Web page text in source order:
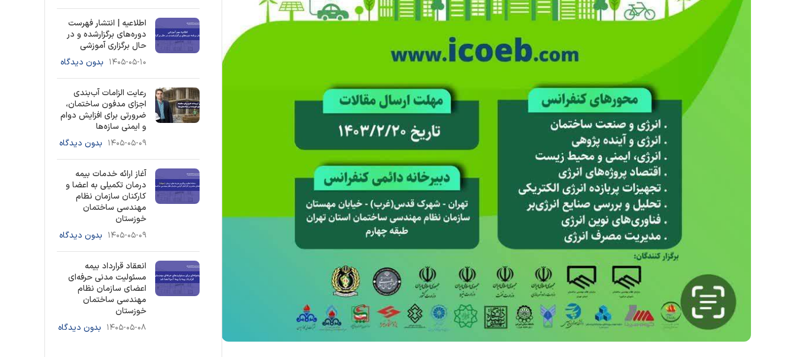
اطلاعیه | انتشار فهرست
دوره‌های برگزارشده و در
حال برگزاری آموزشی
۱۴۰۵-۰۵-۱۰ بدون دیدگاه
رعایت الزامات آب‌بندی
اجزای مدفون ساختمان،
ضرورتی برای افزایش دوام
و ایمنی سازه‌ها
۱۴۰۵-۰۵-۰۹ بدون دیدگاه
آغاز ارائه خدمات بیمه
درمان تکمیلی به اعضا و
کارکنان سازمان نظام
مهندسی ساختمان
خوزستان
۱۴۰۵-۰۵-۰۹ بدون دیدگاه
انعقاد قرارداد بیمه
مسئولیت مدنی حرفه‌ای
اعضای سازمان نظام
مهندسی ساختمان
خوزستان
۱۴۰۵-۰۵-۰۸ بدون دیدگاه